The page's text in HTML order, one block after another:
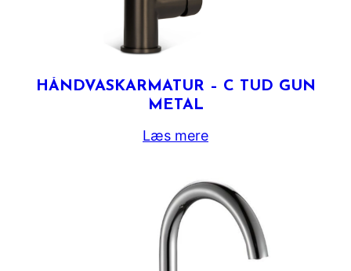
HÅNDVASKARMATUR – C TUD GUN
METAL
Læs mere